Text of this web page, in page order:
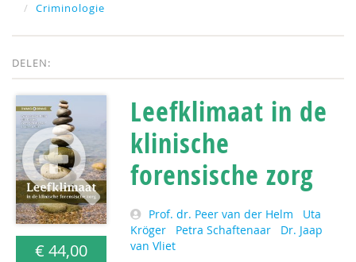
Criminologie
DELEN:
€ 44,00
Leefklimaat in de
klinische
forensische zorg
Prof. dr. Peer van der Helm
Uta
Kröger
Petra Schaftenaar
Dr. Jaap
van Vliet